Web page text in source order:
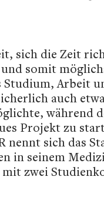
sich die Zeit
somit
Studium, Arbeit
auch
während
Projekt zu
nennt sich das
in seinem
mit zwei